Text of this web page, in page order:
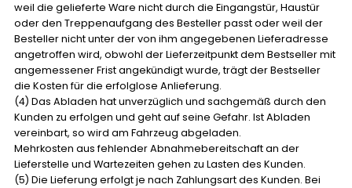
weil die gelieferte Ware nicht durch die Eingangstür, Haustür
oder den Treppenaufgang des Besteller passt oder weil der
Besteller nicht unter der von ihm angegebenen Lieferadresse
angetroffen wird, obwohl der Lieferzeitpunkt dem Bestseller mit
angemessener Frist angekündigt wurde, trägt der Bestseller
die Kosten für die erfolglose Anlieferung.
(4) Das Abladen hat unverzüglich und sachgemäß durch den
Kunden zu erfolgen und geht auf seine Gefahr. Ist Abladen
vereinbart, so wird am Fahrzeug abgeladen.
Mehrkosten aus fehlender Abnahmebereitschaft an der
Lieferstelle und Wartezeiten gehen zu Lasten des Kunden.
(5) Die Lieferung erfolgt je nach Zahlungsart des Kunden. Bei